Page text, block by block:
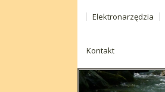
Elektronarzędzia
Kontakt